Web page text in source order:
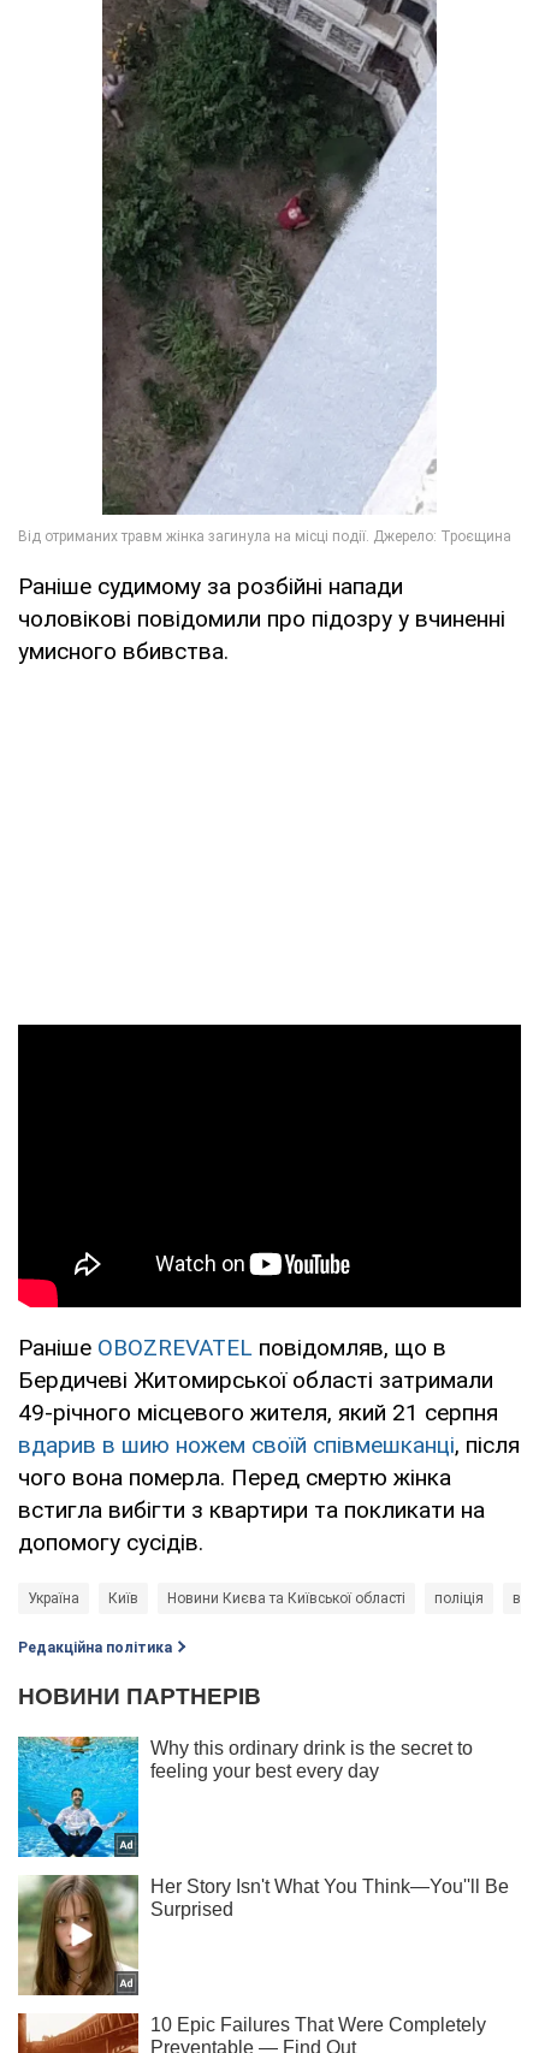
Раніше судимому за розбійні напади
чоловікові повідомили про підозру у вчиненні
умисного вбивства.
Раніше OBOZREVATEL повідомляв, що в
Бердичеві Житомирської області затримали
49-річного місцевого жителя, який 21 серпня
вдарив в шию ножем своїй співмешканці, після
чого вона померла. Перед смертю жінка
встигла вибігти з квартири та покликати на
допомогу сусідів.
Україна Київ Новини Києва та Київської області поліція
Редакційна політика